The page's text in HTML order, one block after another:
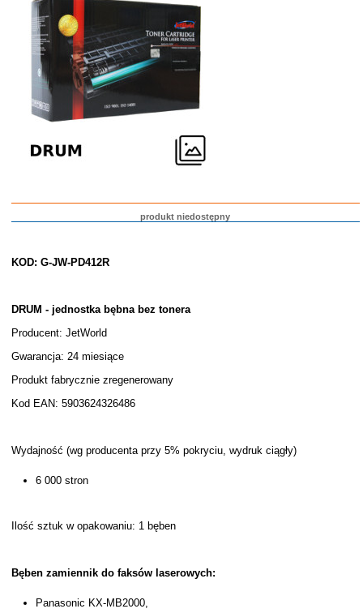
produkt niedostępny
KOD: G-JW-PD412R
DRUM - jednostka bębna bez tonera
Producent: JetWorld
Gwarancja: 24 miesiące
Produkt fabrycznie zregenerowany
Kod EAN: 5903624326486
Wydajność (wg producenta przy 5% pokryciu, wydruk ciągły)
6 000 stron
Ilość sztuk w opakowaniu: 1 bęben
Bęben zamiennik do faksów laserowych:
Panasonic KX-MB2000,